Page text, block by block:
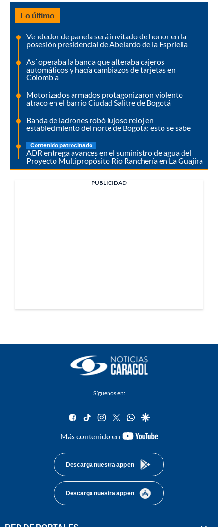
Lo último
Vendedor de panela será invitado de honor en la
posesión presidencial de Abelardo de la Espriella
Así operaba la banda que alteraba cajeros
automáticos y hacía cambiazos de tarjetas en
Colombia
Motorizados armados protagonizaron violento
atraco en el barrio Ciudad Salitre de Bogotá
Banda de ladrones robó lujoso reloj en
establecimiento del norte de Bogotá: esto se sabe
Contenido patrocinado
ADR entrega avances en el suministro de agua del
Proyecto Multipropósito Río Ranchería en La Guajira
PUBLICIDAD
Síguenos en:
facebook
tiktok instagram
twitterwhatsapp
google
Más contenido en
youtube-
Descarga nuestra app en
Descarga nuestra app en